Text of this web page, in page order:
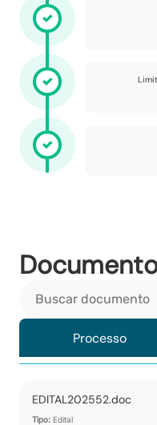
Processo
EDITAL202552.doc
Tipo: Edital